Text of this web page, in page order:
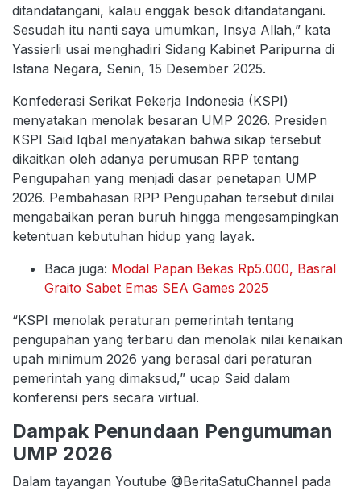
ditandatangani, kalau enggak besok ditandatangani.
Sesudah itu nanti saya umumkan, Insya Allah,” kata
Yassierli usai menghadiri Sidang Kabinet Paripurna di
Istana Negara, Senin, 15 Desember 2025.
Konfederasi Serikat Pekerja Indonesia (KSPI)
menyatakan menolak besaran UMP 2026. Presiden
KSPI Said Iqbal menyatakan bahwa sikap tersebut
dikaitkan oleh adanya perumusan RPP tentang
Pengupahan yang menjadi dasar penetapan UMP
2026. Pembahasan RPP Pengupahan tersebut dinilai
mengabaikan peran buruh hingga mengesampingkan
ketentuan kebutuhan hidup yang layak.
Baca juga: Modal Papan Bekas Rp5.000, Basral
Graito Sabet Emas SEA Games 2025
“KSPI menolak peraturan pemerintah tentang
pengupahan yang terbaru dan menolak nilai kenaikan
upah minimum 2026 yang berasal dari peraturan
pemerintah yang dimaksud,” ucap Said dalam
konferensi pers secara virtual.
Dampak Penundaan Pengumuman
UMP 2026
Dalam tayangan Youtube @BeritaSatuChannel pada